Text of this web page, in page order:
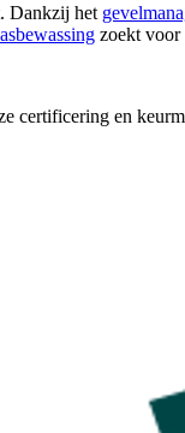
Dankzij het
zoekt voor
certificering en